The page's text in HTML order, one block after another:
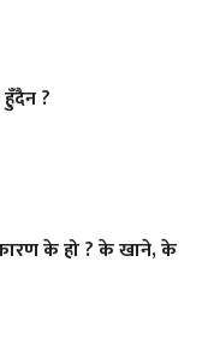
?
के हो ? के खाने, के